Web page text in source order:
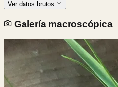
Ver datos brutos
Galería macroscópica